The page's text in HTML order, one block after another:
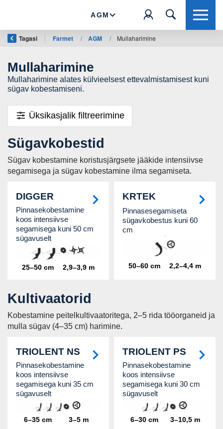
AGM
Tagasi Farmet / AGM / Mullaharimine
Mullaharimine
Mullaharimine alates külvieelsest ettevalmistamisest kuni
sügav kobestamiseni.
Üksikasjalik filtreerimine
Sügavkobestid
Sügav kobestamine koristusjärgsete jääkide intensiivse
segamisega ja sügav kobestamine ilma segamiseta.
DIGGER
Pinnasekobestamine
koos intensiivse
segamisega kuni 50 cm
sügavuselt
25–50 cm 2,9–3,9 m
KRTEK
Pinnasesegamiseta
sügavkobestus kuni 60
cm
50–60 cm 2,2–4,4 m
Kultivaatorid
Kobestamine peitelkultivaatoritega, 2–5 rida tööorganeid ja
mulla sügav (4–35 cm) harimine.
TRIOLENT NS
Pinnasekobestamine
koos intensiivse
segamisega kuni 35 cm
sügavuselt
6–35 cm 3–5 m
TRIOLENT PS
Pinnasekobestamine
koos intensiivse
segamisega kuni 30 cm
sügavuselt
6–30 cm 3–10,5 m